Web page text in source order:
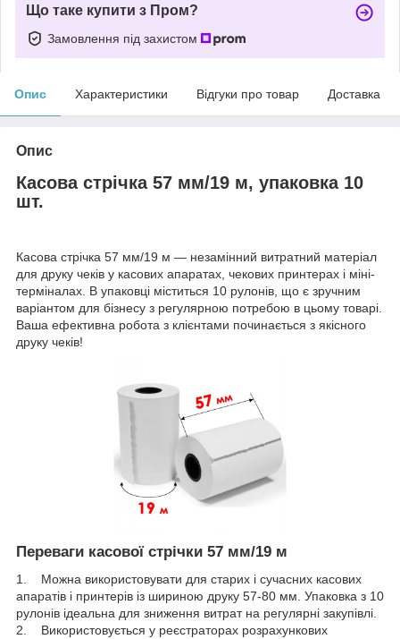
Що таке купити з Пром?
Замовлення під захистом
Опис Характеристики Відгуки про товар Доставка
Опис
Касова стрічка 57 мм/19 м, упаковка 10
шт.
Касова стрічка 57 мм/19 м — незамінний витратний матеріал
для друку чеків у касових апаратах, чекових принтерах і міні-
терміналах. В упаковці міститься 10 рулонів, що є зручним
варіантом для бізнесу з регулярною потребою в цьому товарі.
Ваша ефективна робота з клієнтами починається з якісного
друку чеків!
Переваги касової стрічки 57 мм/19 м
1. Можна використовувати для старих і сучасних касових
апаратів і принтерів із шириною друку 57-80 мм. Упаковка з 10
рулонів ідеальна для зниження витрат на регулярні закупівлі.
2. Використовується у реєстраторах розрахункових